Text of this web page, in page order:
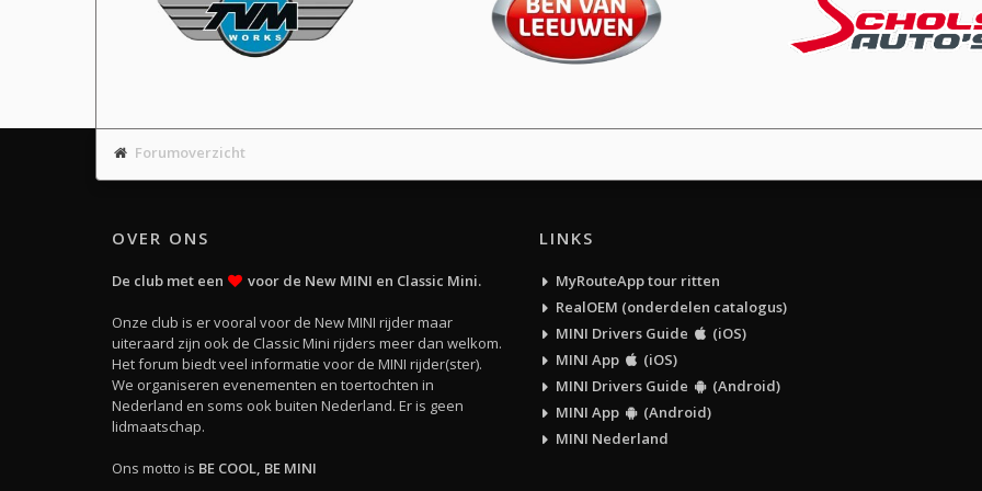
Forumoverzicht
OVER ONS
De club met een voor de New MINI en Classic Mini.
Onze club is er vooral voor de New MINI rijder maar
uiteraard zijn ook de Classic Mini rijders meer dan welkom.
Het forum biedt veel informatie voor de MINI rijder(ster).
We organiseren evenementen en toertochten in
Nederland en soms ook buiten Nederland. Er is geen
lidmaatschap.
Ons motto is BE COOL, BE MINI
LINKS
MyRouteApp tour ritten
RealOEM (onderdelen catalogus)
MINI Drivers Guide
(iOS)
MINI App
(iOS)
MINI Drivers Guide
(Android)
MINI App
(Android)
MINI Nederland